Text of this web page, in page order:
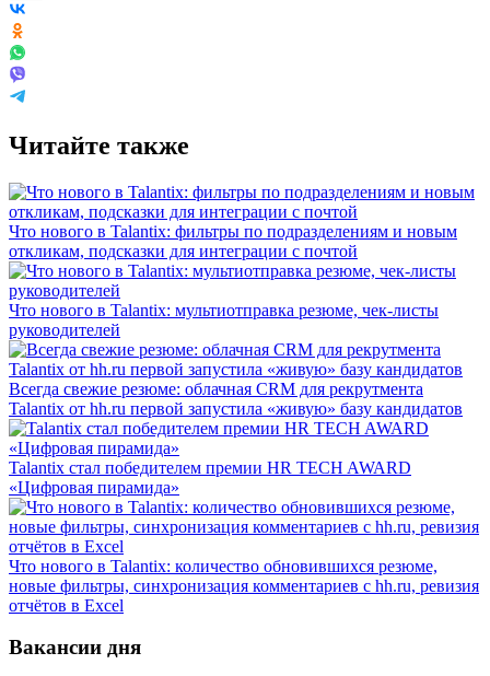
Читайте также
Что нового в Talantix: фильтры по подразделениям и новым
откликам, подсказки для интеграции с почтой
Что нового в Talantix: мультиотправка резюме, чек-листы
руководителей
Всегда свежие резюме: облачная CRM для рекрутмента
Talantix от hh.ru первой запустила «живую» базу кандидатов
Talantix cтал победителем премии HR TECH AWARD
«Цифровая пирамида»
Что нового в Talantix: количество обновившихся резюме,
новые фильтры, синхронизация комментариев с hh.ru, ревизия
отчётов в Excel
Вакансии дня